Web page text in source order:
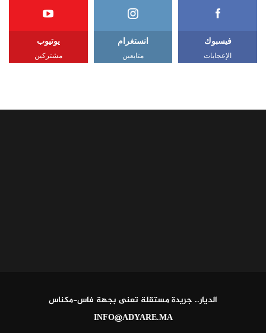
فيسبوك
الإعجابات
انستغرام
متابعين
يوتيوب
مشتركين
الديار.. جريدة مستقلة تعنى بجهة فاس-مكناس
INFO@ADYARE.MA